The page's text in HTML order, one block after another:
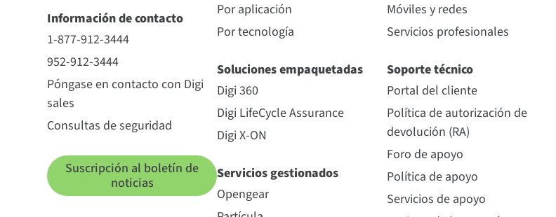
Información de contacto
1-877-912-3444
952-912-3444
Póngase en contacto con Digi
sales
Consultas de seguridad
Suscripción al boletín de
noticias
Por aplicación
Por tecnología
Soluciones empaquetadas
Digi 360
Digi LifeCycle Assurance
Digi X-ON
Servicios gestionados
Opengear
Móviles y redes
Servicios profesionales
Soporte técnico
Portal del cliente
Política de autorización de
devolución (RA)
Foro de apoyo
Política de apoyo
Servicios de apoyo